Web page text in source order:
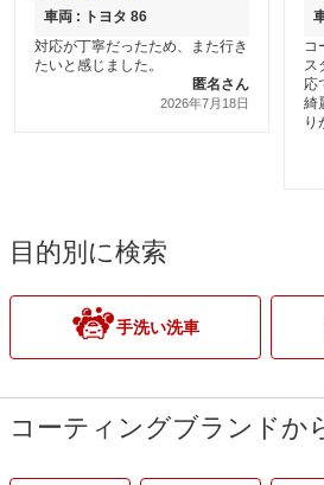
車両 : トヨタ 86
対応が丁寧だったため、また行き
たいと感じました。
匿名さん
2026年7月18日
コ
ス
応
綺
り
目的別に検索
手洗い洗車
コーティングブランドか